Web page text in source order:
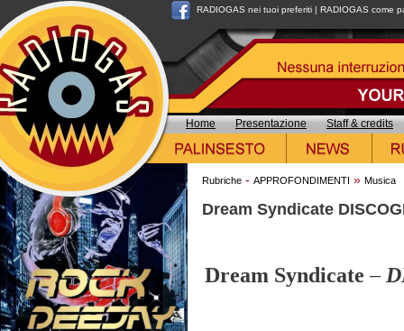
RADIOGAS nei tuoi preferiti | RADIOGAS come
Home Presentazione Staff & credits
Rubriche - APPROFONDIMENTI » Musica
Dream Syndicate
Dream Syndicate–